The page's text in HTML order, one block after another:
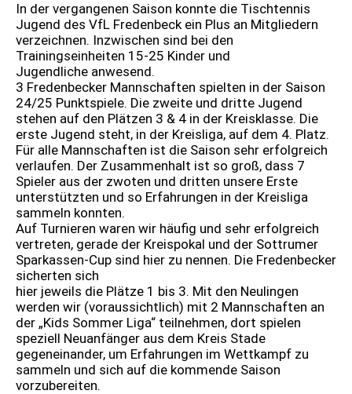
In der vergangenen Saison konnte die Tischtennis
Jugend des VfL Fredenbeck ein Plus an Mitgliedern
verzeichnen. Inzwischen sind bei den
Trainingseinheiten 15-25 Kinder und
Jugendliche anwesend.
3 Fredenbecker Mannschaften spielten in der Saison
24/25 Punktspiele. Die zweite und dritte Jugend
stehen auf den Plätzen 3 & 4 in der Kreisklasse. Die
erste Jugend steht, in der Kreisliga, auf dem 4. Platz.
Für alle Mannschaften ist die Saison sehr erfolgreich
verlaufen. Der Zusammenhalt ist so groß, dass 7
Spieler aus der zwoten und dritten unsere Erste
unterstützten und so Erfahrungen in der Kreisliga
sammeln konnten.
Auf Turnieren waren wir häufig und sehr erfolgreich
vertreten, gerade der Kreispokal und der Sottrumer
Sparkassen-Cup sind hier zu nennen. Die Fredenbecker
sicherten sich
hier jeweils die Plätze 1 bis 3. Mit den Neulingen
werden wir (voraussichtlich) mit 2 Mannschaften an
der „Kids Sommer Liga“ teilnehmen, dort spielen
speziell Neuanfänger aus dem Kreis Stade
gegeneinander, um Erfahrungen im Wettkampf zu
sammeln und sich auf die kommende Saison
vorzubereiten.